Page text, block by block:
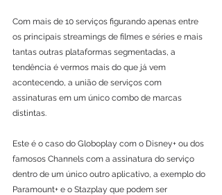
Com mais de 10 serviços figurando apenas entre
os principais streamings de filmes e séries e mais
tantas outras plataformas segmentadas, a
tendência é vermos mais do que já vem
acontecendo, a união de serviços com
assinaturas em um único combo de marcas
distintas.
Este é o caso do Globoplay com o Disney+ ou dos
famosos Channels com a assinatura do serviço
dentro de um único outro aplicativo, a exemplo do
Paramount+ e o Stazplay que podem ser